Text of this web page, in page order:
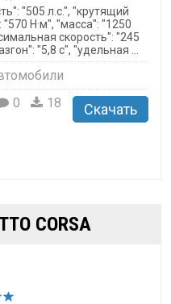
"505 л.с.", "крутящий
Н·м", "масса": "1250
скорость": "245
"5,8 с", "удельная ...
0 18 Скачать
CORSA